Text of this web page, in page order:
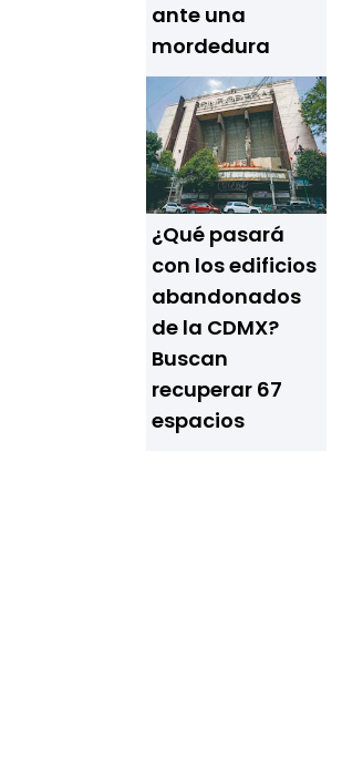
ante una
mordedura
¿Qué pasará
con los edificios
abandonados
de la CDMX?
Buscan
recuperar 67
espacios